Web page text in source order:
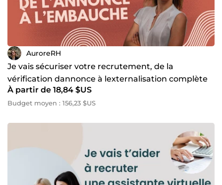
AuroreRH
Je vais sécuriser votre recrutement, de la
vérification dannonce à lexternalisation complète
À partir de 18,84 $US
Budget moyen : 156,23 $US